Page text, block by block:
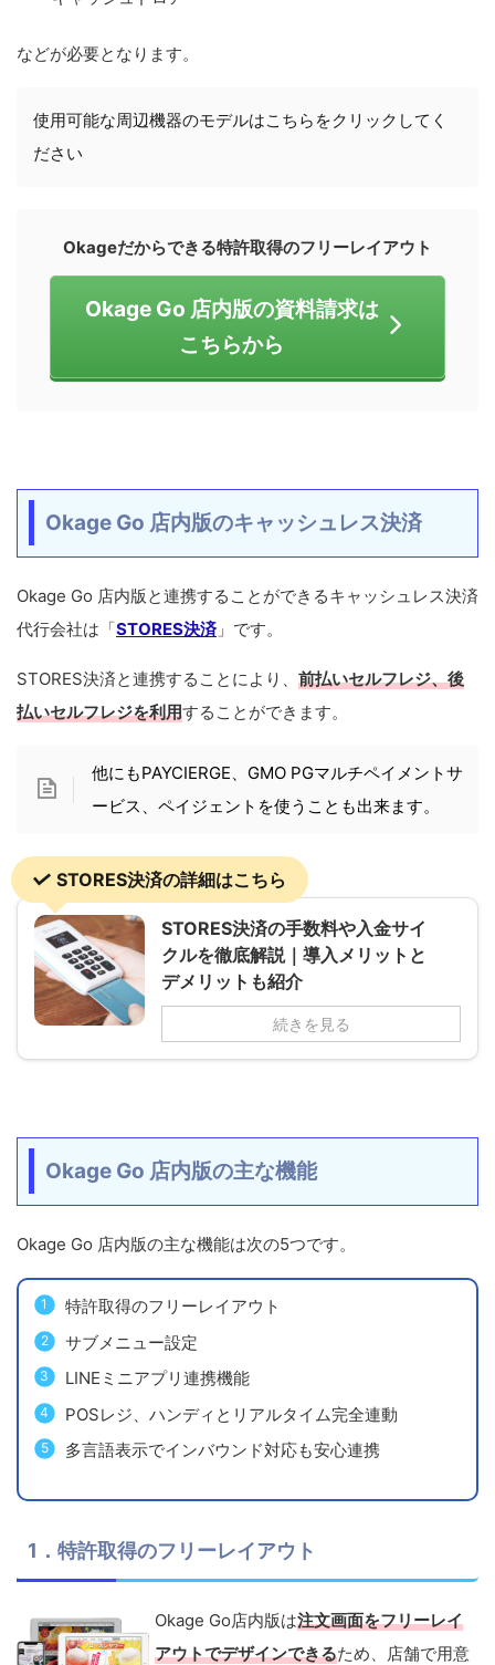
などが必要となります。
使用可能な周辺機器のモデルはこちらをクリックしてく
ださい
Okageだからできる特許取得のフリーレイアウト
Okage Go 店内版の資料請求は
こちらから
Okage Go 店内版のキャッシュレス決済
Okage Go 店内版と連携することができるキャッシュレス決済
代行会社は「STORES決済」です。
STORES決済と連携することにより、 前払いセルフレジ、後
払いセルフレジを利用することができます。
他にもPAYCIERGE、GMO PGマルチペイメントサ
ービス、ペイジェントを使うことも出来ます。
STORES決済の詳細はこちら
STORES決済の手数料や入金サイ
クルを徹底解説｜導入メリットと
デメリットも紹介
続きを見る
Okage Go 店内版の主な機能
Okage Go 店内版の主な機能は次の5つです。
特許取得のフリーレイアウト
サブメニュー設定
LINEミニアプリ連携機能
POSレジ、ハンディとリアルタイム完全連動
多言語表示でインバウンド対応も安心連携
1．特許取得のフリーレイアウト
Okage Go店内版は注文画面をフリーレイ
アウトでデザインできるため、店舗で用意